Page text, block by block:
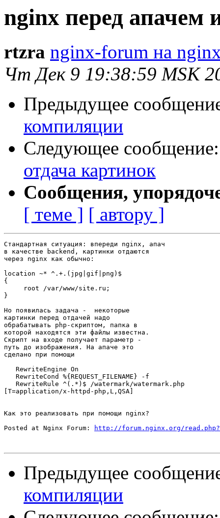
nginx перед апачем
rtzra nginx-forum на
Чт Дек 9 19:38:59 MSK
Предыдущее
компиляции
Следующее
отдача картинок
Сообщения,
[ теме ] [ автору ]
Стандартная ситуация: впереди nginx, апач
в качестве backend, картинки отдаются
через nginx как обычно:
location ~* ^.+.(jpg|gif|png)$
{
     root /var/www/site.ru;
}
Но появилась задача -  некоторые
картинки перед отдачей надо
обрабатывать php-скриптом, папка в
которой находятся эти файлы известна.
Скрипт на входе получает параметр -
путь до изображения. На апаче это
сделано при помощи
   RewriteEngine On
   RewriteCond %{REQUEST_FILENAME} -f
   RewriteRule ^(.*)$ /watermark/watermark.php
[T=application/x-httpd-php,L,QSA]
Как это реализовать при помощи nginx?
Posted at Nginx Forum:
http://forum.nginx.org/
Предыдущее
компиляции